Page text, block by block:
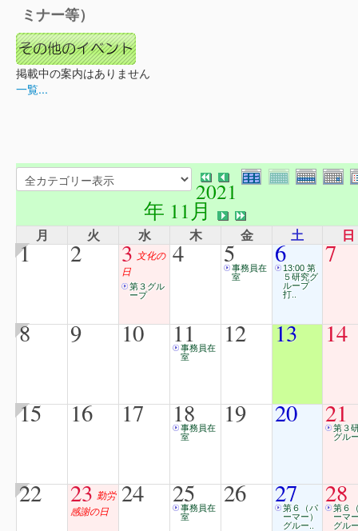
ミナー等）
掲載中の案内はありません
一覧...
2021
年 11月
月 火 水 木 金 土 日
1 2 3 文化の
日
第３グル
ープ
4 5事務員在
室
613:00 第
５研究グ
ループ
打..
7
8 9 10 11
事務員在
室
12 13 14
15 16 17 18
事務員在
室
19 20 21
第３
グル
22 23 勤労
感謝の日
24 25
事務員在
室
26 27
第６（パ
ーマー）
グルー..
28
第６
ーマ
グル